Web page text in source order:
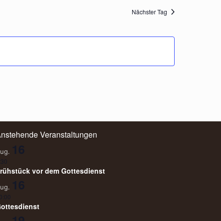
Nächster Tag
Veranstaltungen
16
vor dem Gottesdienst
16